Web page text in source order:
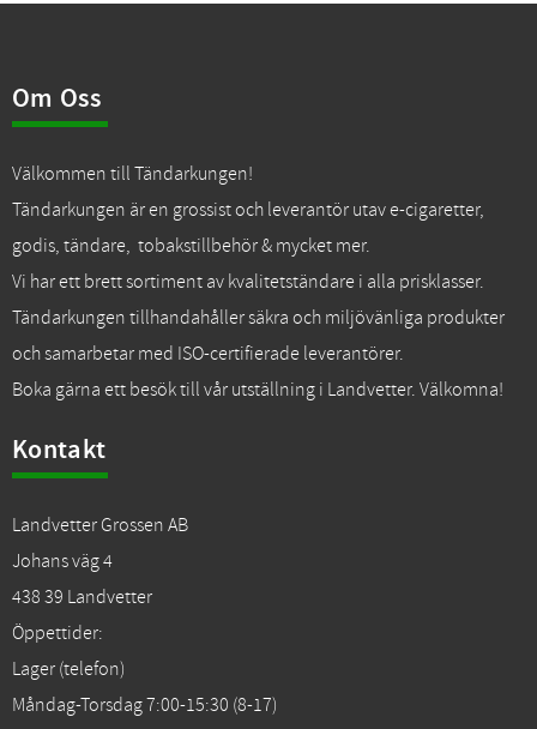
Om Oss
Välkommen till Tändarkungen!
Tändarkungen är en grossist och leverantör utav e-cigaretter,
godis, tändare, tobakstillbehör & mycket mer.
Vi har ett brett sortiment av kvalitetständare i alla prisklasser.
Tändarkungen tillhandahåller säkra och miljövänliga produkter
och samarbetar med ISO-certifierade leverantörer.
Boka gärna ett besök till vår utställning i Landvetter. Välkomna!
Kontakt
Landvetter Grossen AB
Johans väg 4
438 39 Landvetter
Öppettider:
Lager (telefon)
Måndag-Torsdag 7:00-15:30 (8-17)